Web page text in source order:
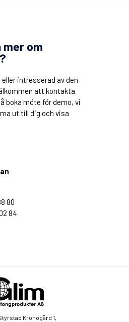
mer om
eller intresserad av den
att kontakta
boka möte för demo, vi
ut till dig och visa
80
84
Kronogård 1,